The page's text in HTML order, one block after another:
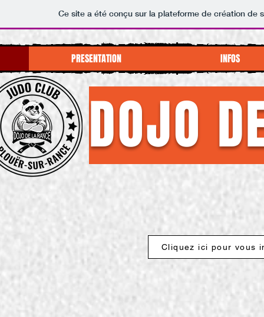
Ce site a été conçu sur la plateforme de création de
PRESENTATION INFOS
DOJO
Cliquez ici pour vous